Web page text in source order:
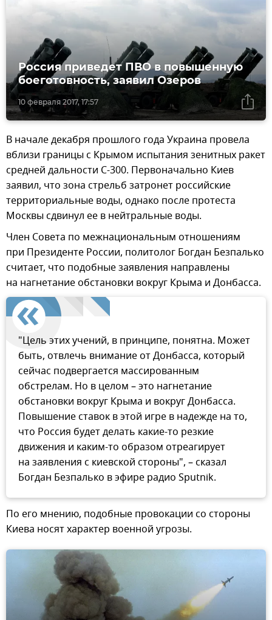
10 февраля 2017, 17:57
Россия приведет ПВО в повышенную
боеготовность, заявил Озеров
В начале декабря прошлого года Украина провела
вблизи границы с Крымом испытания зенитных ракет
средней дальности С-300. Первоначально Киев
заявил, что зона стрельб затронет российские
территориальные воды, однако после протеста
Москвы сдвинул ее в нейтральные воды.
Член Совета по межнациональным отношениям
при Президенте России, политолог Богдан Безпалько
считает, что подобные заявления направлены
на нагнетание обстановки вокруг Крыма и Донбасса.
"Цель этих учений, в принципе, понятна. Может
быть, отвлечь внимание от Донбасса, который
сейчас подвергается массированным
обстрелам. Но в целом – это нагнетание
обстановки вокруг Крыма и вокруг Донбасса.
Повышение ставок в этой игре в надежде на то,
что Россия будет делать какие-то резкие
движения и каким-то образом отреагирует
на заявления с киевской стороны", – сказал
Богдан Безпалько в эфире радио Sputnik.
По его мнению, подобные провокации со стороны
Киева носят характер военной угрозы.